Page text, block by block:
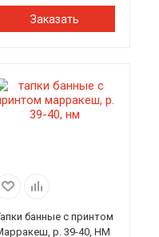
Заказать
банные с принтом
р. 39-40, НМ